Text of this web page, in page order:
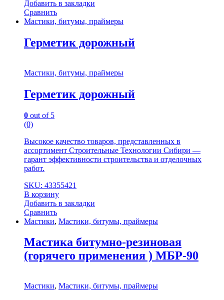
Добавить в закладки
Сравнить
Мастики, битумы, праймеры
Герметик дорожный
Мастики, битумы, праймеры
Герметик дорожный
0 out of 5
(0)
Высокое качество товаров, представленных в
ассортимент Строительные Технологии Сибири —
гарант эффективности строительства и отделочных
работ.
SKU: 43355421
В корзину
Добавить в закладки
Сравнить
Мастики, Мастики, битумы, праймеры
Мастика битумно-резиновая
(горячего применения ) МБР-90
Мастики, Мастики, битумы, праймеры